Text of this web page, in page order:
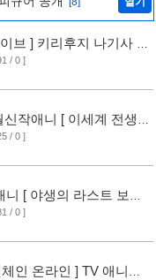
브 ] 키리후지 나기사 신
/ 0 ]
신작애니 [ 이세계 전생
[8]
/ 0 ]
니 [ 야생의 라스트 보스
상 공개
/ 0 ]
인 온라인 ] TV 애니메